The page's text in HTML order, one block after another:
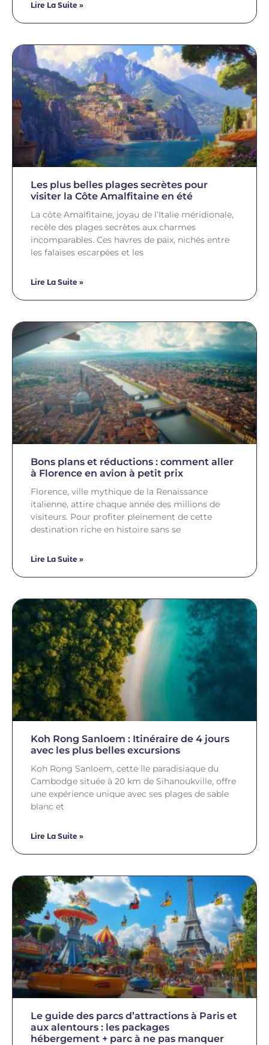
Lire La Suite »
Les plus belles plages secrètes pour
visiter la Côte Amalfitaine en été
La côte Amalfitaine, joyau de l’Italie méridionale,
recèle des plages secrètes aux charmes
incomparables. Ces havres de paix, nichés entre
les falaises escarpées et les
Lire La Suite »
Bons plans et réductions : comment aller
à Florence en avion à petit prix
Florence, ville mythique de la Renaissance
italienne, attire chaque année des millions de
visiteurs. Pour profiter pleinement de cette
destination riche en histoire sans se
Lire La Suite »
Koh Rong Sanloem : Itinéraire de 4 jours
avec les plus belles excursions
Koh Rong Sanloem, cette île paradisiaque du
Cambodge située à 20 km de Sihanoukville, offre
une expérience unique avec ses plages de sable
blanc et
Lire La Suite »
Le guide des parcs d’attractions à Paris et
aux alentours : les packages
hébergement + parc à ne pas manquer